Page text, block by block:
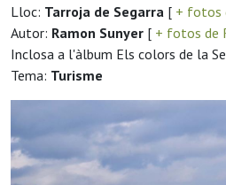
Lloc: Tarroja de Segarra [ + fotos
Autor: Ramon Sunyer [ + fotos de
Inclosa a l'àlbum Els colors de la
Tema: Turisme